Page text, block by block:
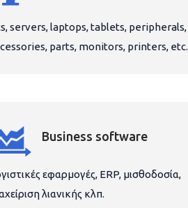
servers, laptops, tablets, peripherals,
parts, monitors, printers, etc.
Business software
εφαρμογές, ERP, μισθοδοσία,
λιανικής κλπ.